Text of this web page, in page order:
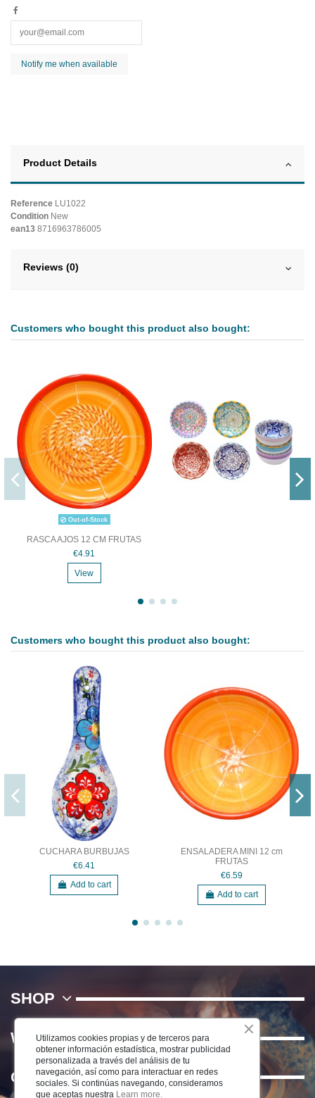
Product Details
Reference LU1022
Condition New
ean13 8716963786005
Reviews (0)
Customers who bought this product also bought:
Out-of-Stock
RASCA AJOS 12 CM FRUTAS
€4.91
View
Customers who bought this product also bought:
CUCHARA BURBUJAS
€6.41
Add to cart
ENSALADERA MINI 12 cm
FRUTAS
€6.59
Add to cart
SHOP
WE
Contact us
Utilizamos cookies propias y de terceros para
obtener información estadística, mostrar publicidad
personalizada a través del análisis de tu
navegación, así como para interactuar en redes
sociales. Si continúas navegando, consideramos
que aceptas nuestra Learn more.